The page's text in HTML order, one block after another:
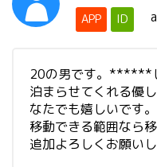
APP ID
20の男です。******
泊まらせてくれる優
なたでも嬉しいです
移動できる範囲なら
追加よろしくお願いし